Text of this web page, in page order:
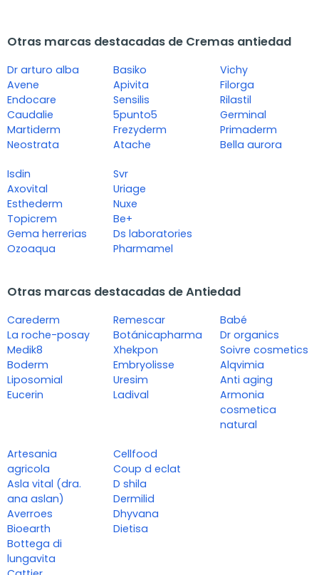
Otras marcas destacadas de Cremas antiedad
Dr arturo alba
Avene
Endocare
Caudalie
Martiderm
Neostrata
Basiko
Apivita
Sensilis
5punto5
Frezyderm
Atache
Vichy
Filorga
Rilastil
Germinal
Primaderm
Bella aurora
Isdin
Axovital
Esthederm
Topicrem
Gema herrerias
Ozoaqua
Svr
Uriage
Nuxe
Be+
Ds laboratories
Pharmamel
Otras marcas destacadas de Antiedad
Carederm
La roche-posay
Medik8
Boderm
Liposomial
Eucerin
Remescar
Botánicapharma
Xhekpon
Embryolisse
Uresim
Ladival
Babé
Dr organics
Soivre cosmetics
Alqvimia
Anti aging
Armonia
cosmetica
natural
Artesania
agricola
Asla vital (dra.
ana aslan)
Averroes
Bioearth
Bottega di
lungavita
Cellfood
Coup d eclat
D shila
Dermilid
Dhyvana
Dietisa